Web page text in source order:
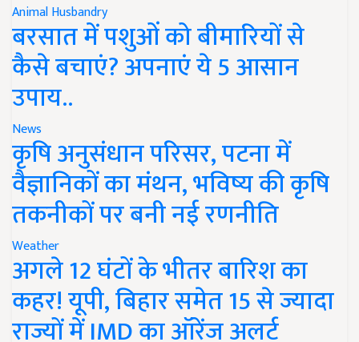
Animal Husbandry
बरसात में पशुओं को बीमारियों से
कैसे बचाएं? अपनाएं ये 5 आसान
उपाय..
News
कृषि अनुसंधान परिसर, पटना में
वैज्ञानिकों का मंथन, भविष्य की कृषि
तकनीकों पर बनी नई रणनीति
Weather
अगले 12 घंटों के भीतर बारिश का
कहर! यूपी, बिहार समेत 15 से ज्यादा
राज्यों में IMD का ऑरेंज अलर्ट